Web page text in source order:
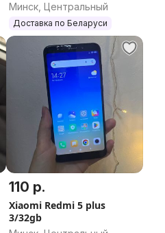
Минск, Центральный
Доставка по Беларуси
110 р.
Xiaomi Redmi 5 plus
3/32gb